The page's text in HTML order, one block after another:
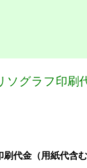
ソグラフ印刷
刷代金（用紙代含